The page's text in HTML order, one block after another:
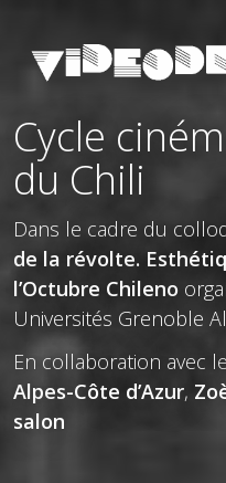
Cycle
du Chili
Dans le cadre du
de la révolte.
l’Octubre Chileno
Universités Grenoble
En collaboration avec le
Alpes-Côte d’Azur,
salon